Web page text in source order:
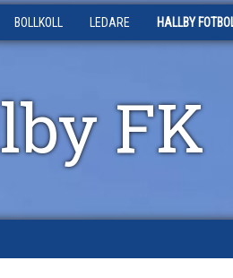
BOLLKOLL LEDARE HALLBY
FK